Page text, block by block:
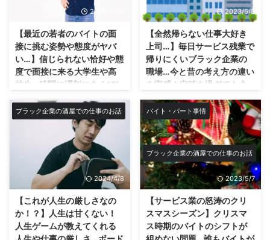
ます。 体感では3つ以上当てはま
れば確実にブラック企業なので早
めの退職を考えた方が良い ...
染まり切っています。 僕的には
自分の会社は名探偵コナン ...
そう！ 基本的にいつも事務所で
スマホ触ってるだけですからね、
常に充電しっぱなしで一体そのエ
ネルギーをどこに何に使うん
だ！？と 日々僕なんかは思って
るわけですが、なんの事は無い！
上で言った通り逆に充電し過ぎて
放電しているのか、毎日溜息ばっ
かついてる(笑) いやいやそんなに
仕事してないやろどう見ても。w
そりゃ普通の会社の社長さんなら
社長にしか出来ない仕事して疲れ
て溜息も分か ...
が、このブログを読んでくれてい
る人は副業でブログをしている方
も多いと思います。 副業ブログ
の良いところは良質な記事さえ書
いてアクセス取れれば放置してい
ても収益が得られる事！まさに不
労所得です。 これはなかなかリ
アルな現実社会では無い事であ
り、やはりネット副業の最大の魅
力でもあります。 まぁGoogleや
Yahooでのオーガニック検 ...
2025/4/30
【最近の若者のバイトの面
接に挑む姿勢や態度がヤバ
い…】信じられない恰好や態
度で面接に来る大学生や高
校生…時間に遅刻にあくびし
髪ボサボサでやる気なさ過
ぎで印象が悪い？履歴書持
参せず受かる気ある？舐め
どうも僕です★今回は最近の若者
のバイトの面接に挑む姿勢や態度
のヤバさについてです！ バイト
の面接にサンダルで寝起きやる気
ない？受かる気ある？ヤバい？舐
めてる？印象悪い？履歴書なし？
最近のバイトの大学生や高校生の
2023/5/8
【全然帰らない仕事大好き
上司…】毎日サービス残業で
帰りにくいブラック企業の
職場…今と昔の考え方の違い
を実感！定時を過ぎても会
仕事も大してできない鬱陶
しい上司の社員！その心理
はなぜ？家に帰りたくな
い？居場所がない？
ブラック企業の根源！？定時を過
ぎてもなかなか帰らない上司。
さぁ今回は個人的には実害の出て
いる大問題がテーマです！ ずば
り今回は帰らない上司についてで
す！ 皆さんの会社でも一人は居
るんじゃないでしょうか？帰らな
ブラック企業の酒屋での仕事のお話
2024/4/8
【これが人生の厳しさなの
か！？】人生は甘くない！
人生ゲームが教えてくれる
バイト・パート事情
ブラック企業の酒屋での仕事のお話
2023/5/7
【サービス業の怒涛のクリ
スマスシーズン】クリスマ
ス時期のバイトのシフトが